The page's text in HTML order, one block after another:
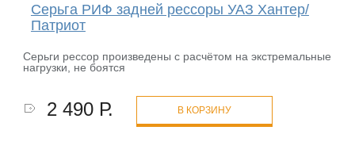
Серьга РИФ задней рессоры УАЗ Хантер/
Патриот
Серьги рессор произведены с расчётом на экстремальные
нагрузки, не боятся
2 490 Р. В КОРЗИНУ